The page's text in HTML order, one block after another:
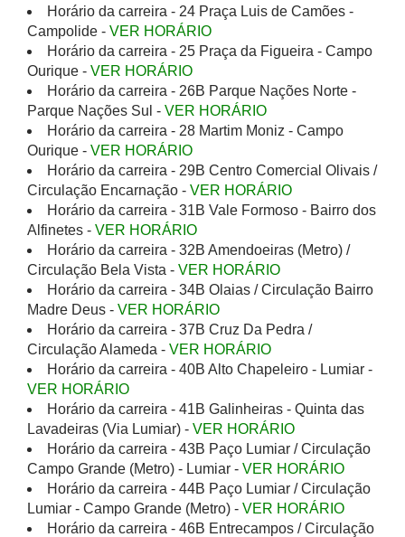
Horário da carreira - 24 Praça Luis de Camões -
Campolide - VER HORÁRIO
Horário da carreira - 25 Praça da Figueira - Campo
Ourique - VER HORÁRIO
Horário da carreira - 26B Parque Nações Norte -
Parque Nações Sul - VER HORÁRIO
Horário da carreira - 28 Martim Moniz - Campo
Ourique - VER HORÁRIO
Horário da carreira - 29B Centro Comercial Olivais /
Circulação Encarnação - VER HORÁRIO
Horário da carreira - 31B Vale Formoso - Bairro dos
Alfinetes - VER HORÁRIO
Horário da carreira - 32B Amendoeiras (Metro) /
Circulação Bela Vista - VER HORÁRIO
Horário da carreira - 34B Olaias / Circulação Bairro
Madre Deus - VER HORÁRIO
Horário da carreira - 37B Cruz Da Pedra /
Circulação Alameda - VER HORÁRIO
Horário da carreira - 40B Alto Chapeleiro - Lumiar -
VER HORÁRIO
Horário da carreira - 41B Galinheiras - Quinta das
Lavadeiras (Via Lumiar) - VER HORÁRIO
Horário da carreira - 43B Paço Lumiar / Circulação
Campo Grande (Metro) - Lumiar - VER HORÁRIO
Horário da carreira - 44B Paço Lumiar / Circulação
Lumiar - Campo Grande (Metro) - VER HORÁRIO
Horário da carreira - 46B Entrecampos / Circulação